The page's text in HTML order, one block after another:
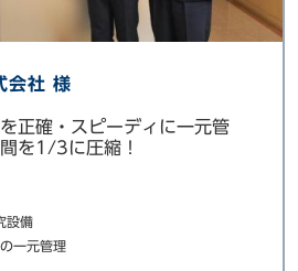
会社 様
正確・スピーディに一元管
を1/3に圧縮！
設備
一元管理